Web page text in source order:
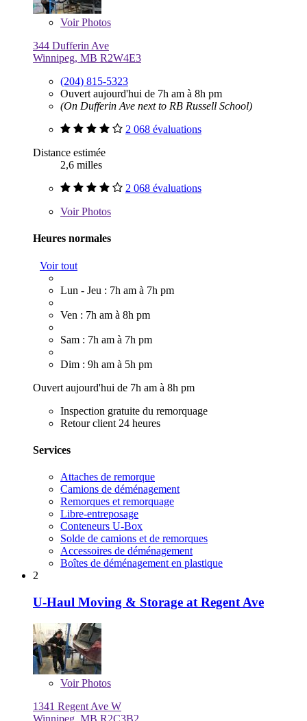
VoirPhotos
344 Dufferin Ave
Winnipeg, MB R2W4E3
(204) 815-5323
Ouvert aujourd'hui de 7h am à 8h pm
(On Dufferin Ave next to RB Russell School)
2 068 évaluations
Distance estimée
2,6 milles
2 068 évaluations
VoirPhotos
Heures normales
Voir tout
Lun - Jeu : 7h am à 7h pm
Ven : 7h am à 8h pm
Sam : 7h am à 7h pm
Dim : 9h am à 5h pm
Ouvert aujourd'hui de 7h am à 8h pm
Inspection gratuite du remorquage
Retour client 24 heures
Services
Attaches de remorque
Camions de déménagement
Remorques et remorquage
Libre-entreposage
Conteneurs U-Box
Solde de camions et de remorques
Accessoires de déménagement
Boîtes de déménagement en plastique
2
U-Haul Moving & Storage at Regent Ave
VoirPhotos
1341 Regent Ave W
Winnipeg, MB R2C3B2